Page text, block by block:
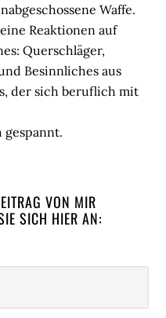
Waffe.
Reaktionen auf
Querschläger,
Besinnliches aus
der sich beruflich mit
gespannt.
VON MIR
SICH HIER AN: